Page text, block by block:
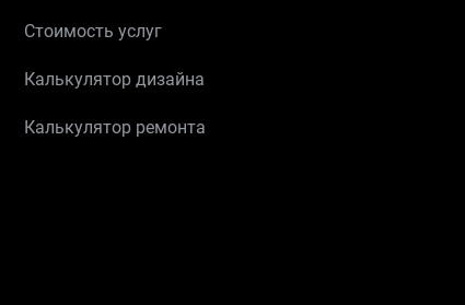
Стоимость услуг
Калькулятор дизайна
Калькулятор ремонта